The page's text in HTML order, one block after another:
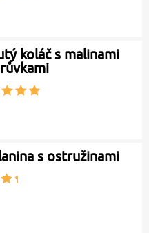
koláč s malinami
s ostružinami